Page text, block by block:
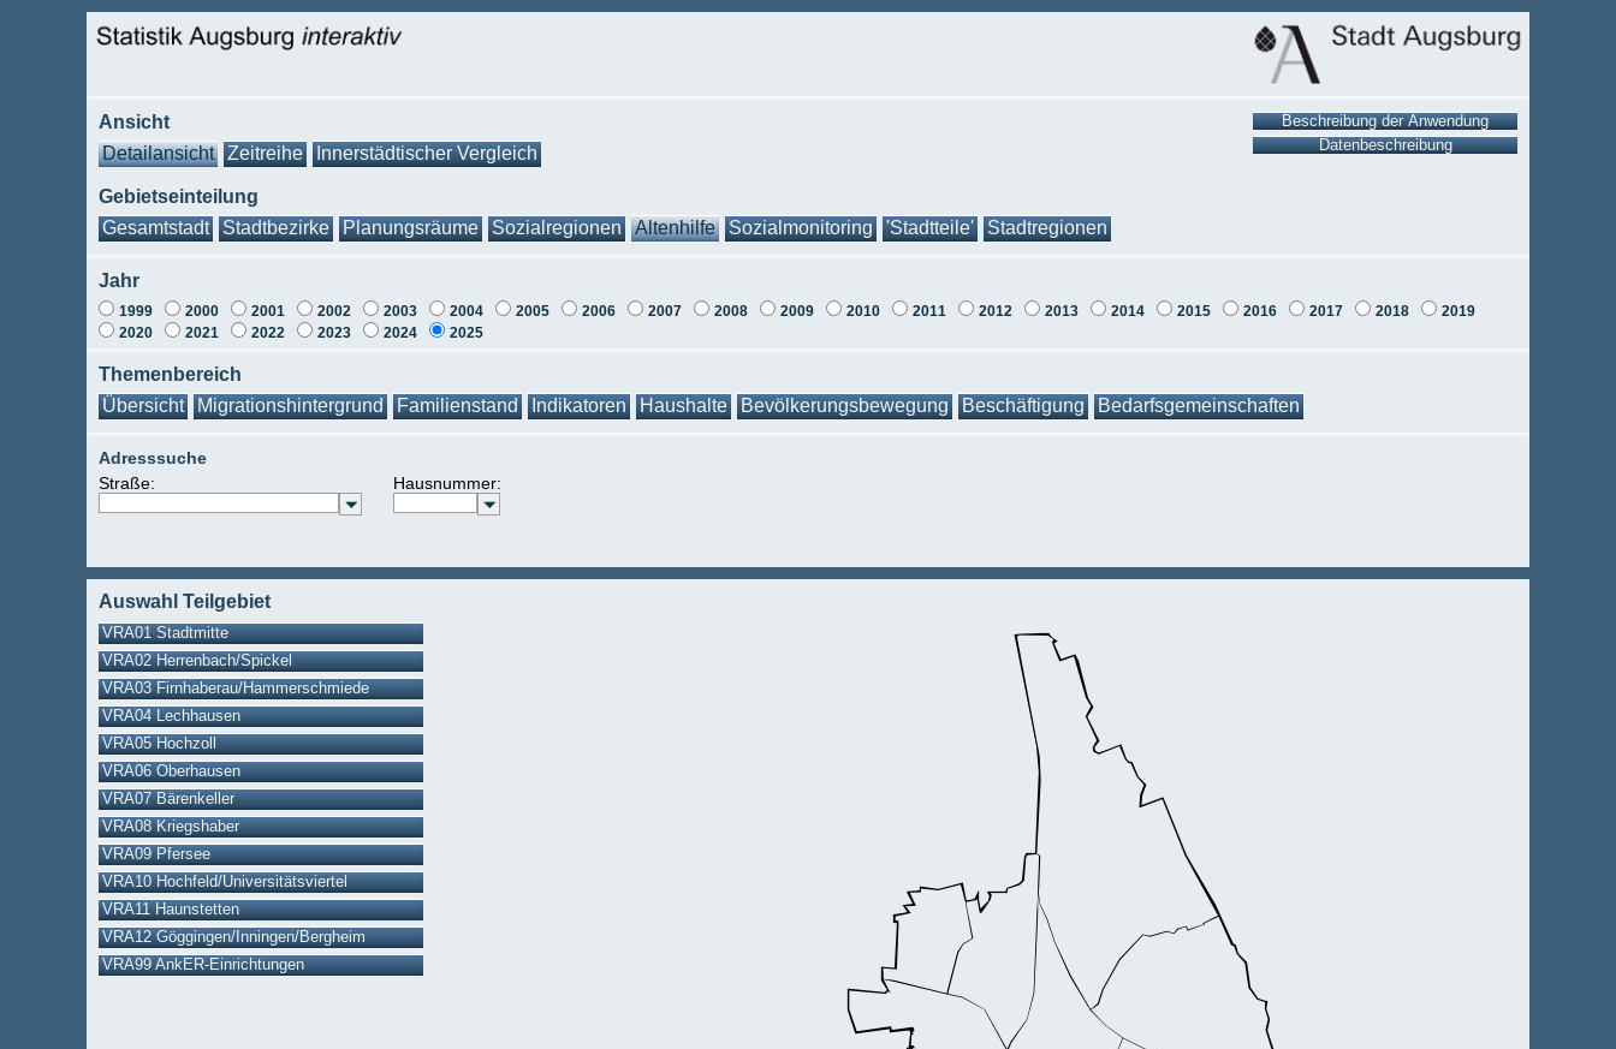
Ansicht
Detailansicht
Zeitreihe Innerstädtischer Vergleich
Gebietseinteilung
Gesamtstadt
Stadtbezirke Planungsräume Sozialregionen Altenhilfe Sozialmonitoring 'Stadtteile' Stadtregionen
Jahr
1999 2000 2001 2002 2003 2004 2005 2006 2007 2008 2009 2010 2011 2012 2013 2014 2015 2016 2017 2018
2019
2020
2021 2022 2023 2024 2025
Themenbereich
Übersicht
Migrationshintergrund Familienstand Indikatoren Haushalte Bevölkerungsbewegung Beschäftigung Bedarfsgemeinschaften
Adresssuche
Straße:
Hausnummer:
Auswahl Teilgebiet
VRA01 Stadtmitte
VRA02 Herrenbach/Spickel
VRA03 Firnhaberau/Hammerschmiede
VRA04 Lechhausen
VRA05 Hochzoll
VRA06 Oberhausen
VRA07 Bärenkeller
VRA08 Kriegshaber
VRA09 Pfersee
VRA10 Hochfeld/Universitätsviertel
VRA11 Haunstetten
VRA12 Göggingen/Inningen/Bergheim
VRA99 AnkER-Einrichtungen